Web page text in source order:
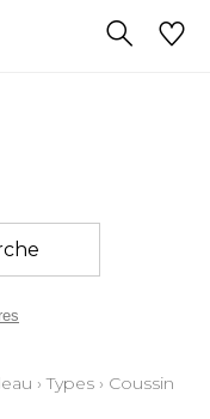
›Types› Coussin